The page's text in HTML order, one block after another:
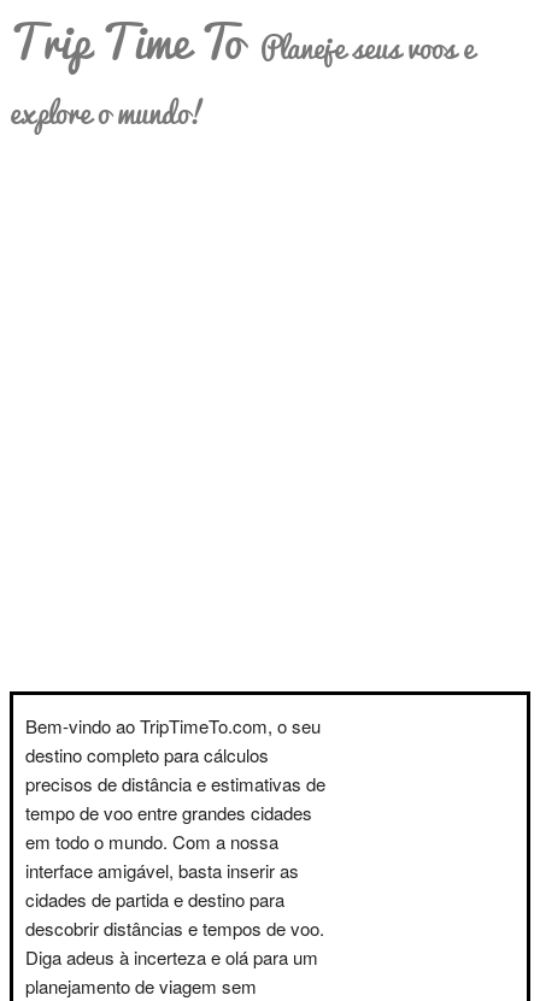
Trip Time To Planeje seus voos e
explore o mundo!
Bem-vindo ao TripTimeTo.com, o seu
destino completo para cálculos
precisos de distância e estimativas de
tempo de voo entre grandes cidades
em todo o mundo. Com a nossa
interface amigável, basta inserir as
cidades de partida e destino para
descobrir distâncias e tempos de voo.
Diga adeus à incerteza e olá para um
planejamento de viagem sem